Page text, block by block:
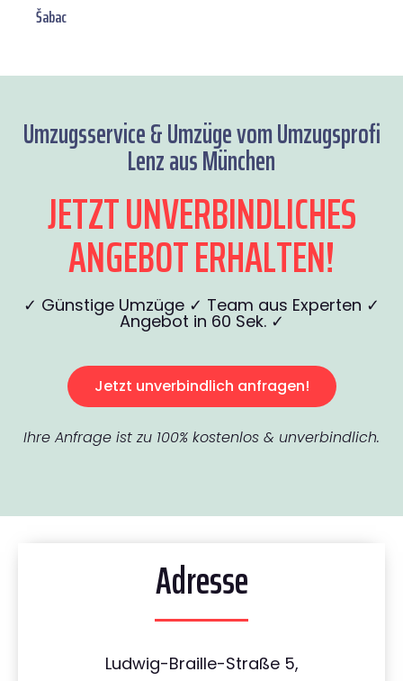
Šabac
Umzugsservice & Umzüge vom Umzugsprofi
Lenz aus München
JETZT UNVERBINDLICHES
ANGEBOT ERHALTEN!
✓ Günstige Umzüge ✓ Team aus Experten ✓
Angebot in 60 Sek. ✓
Jetzt unverbindlich anfragen!
Ihre Anfrage ist zu 100% kostenlos & unverbindlich.
Adresse
Ludwig-Braille-Straße 5,